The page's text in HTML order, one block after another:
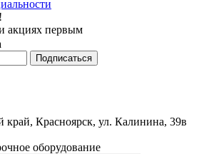
акциях первым
край, Красноярск, ул. Калинина, 39в
оборудование